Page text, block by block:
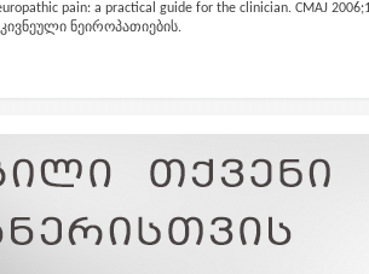
pain: a practical guide for the clinician. CMAJ
ნეიროპათიების.